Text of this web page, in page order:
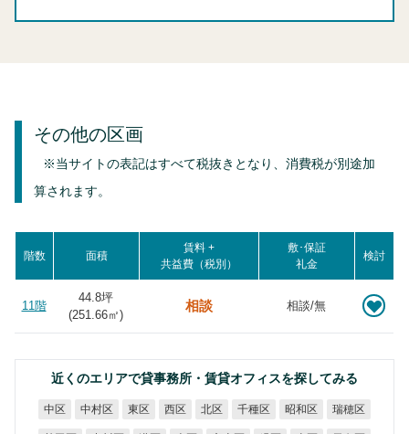
その他の区画
※当サイトの表記はすべて税抜きとなり、消費税が別途加
算されます。
階数 面積
賃料 +
共益費（税別）
敷･保証
礼金
検討
11階
44.8坪
(251.66㎡)
相談 相談/無
近くのエリアで貸事務所・賃貸オフィスを探してみる
中区 中村区 東区 西区 北区 千種区 昭和区 瑞穂区